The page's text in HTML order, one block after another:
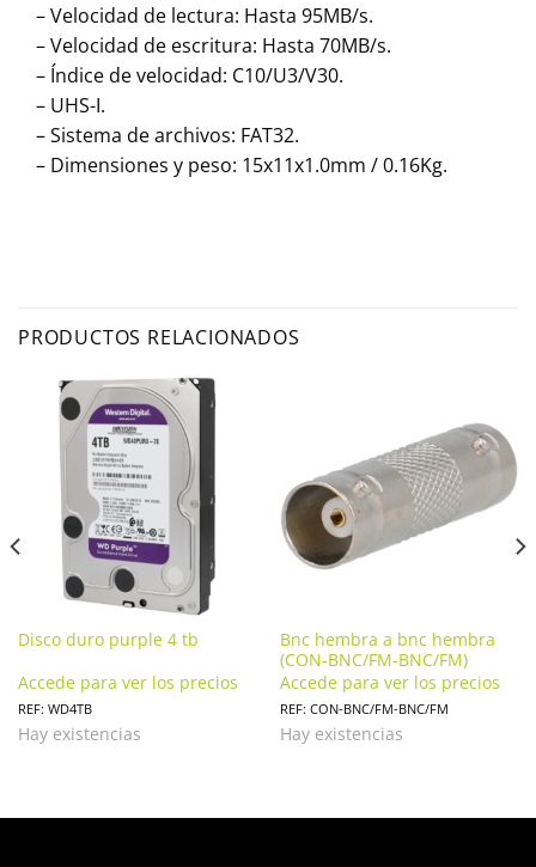
– Velocidad de lectura: Hasta 95MB/s.
– Velocidad de escritura: Hasta 70MB/s.
– Índice de velocidad: C10/U3/V30.
– UHS-I.
– Sistema de archivos: FAT32.
– Dimensiones y peso: 15x11x1.0mm / 0.16Kg.
PRODUCTOS RELACIONADOS
Disco duro purple 4 tb
Accede para ver los precios
REF: WD4TB
Hay existencias
Bnc hembra a bnc hembra
(CON-BNC/FM-BNC/FM)
Accede para ver los precios
REF: CON-BNC/FM-BNC/FM
Hay existencias